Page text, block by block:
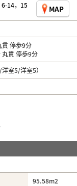
6-14，15 MAP
貫 停歩9分
貫 停歩9分
室5/洋室5）
95.58m2